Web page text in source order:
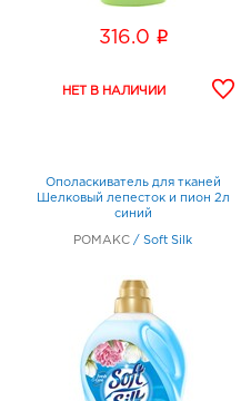
316.0 i
Ополаскиватель для тканей
Шелковый лепесток и пион 2л
синий
РОМАКС / Soft Silk